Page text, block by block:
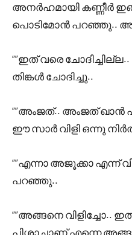
അനർഹമായി കണ്ണീർ
പൊടിമോൻ പറഞ്ഞു..
“”ഇത് വരെ ചോദിച്ചില്ല..
തിങ്കൾ ചോദിച്ചു..
“”അംജത്.. അംജത്
ഈ സാർ വിളി ഒന്നു
“”എന്നാ അജൂക്കാ എന്ന്
പറഞ്ഞു..
“”അങ്ങനെ വിളിച്ചോ..
പിശാചാണ് എന്നെ